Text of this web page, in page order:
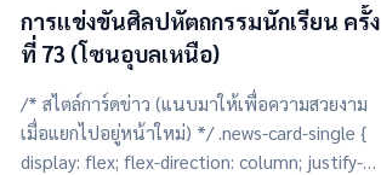
การแข่งขันศิลปหัตถกรรมนักเรียน ครั้ง
ที่ 73 (โซนอุบลเหนือ)
/* สไตล์การ์ดข่าว (แนบมาให้เพื่อความสวยงาม
เมื่อแยกไปอยู่หน้าใหม่) */ .news-card-single {
display: flex; flex-direction: column; justify-